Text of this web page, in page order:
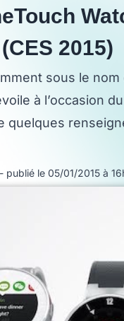
2015)
sous le
à l’occasion
quelques
- publié le 05/01/2015 à